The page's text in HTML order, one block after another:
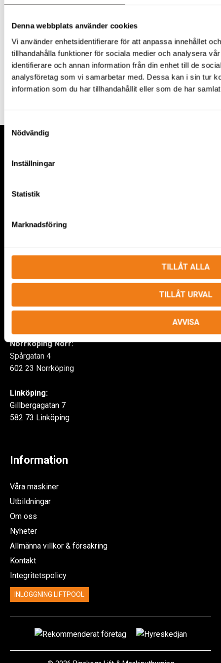
Denna webbplats använder cookies
Vi använder enhetsidentifierare för att anpassa innehållet
tillhandahålla funktioner för sociala medier och analysera
identifierare och annan information från din enhet till de
analysföretag som vi samarbetar med. Dessa kan i sin tur
information som du har tillhandahållit eller som de har
Nödvändig
Inställningar
Statistik
Marknadsföring
TILLÅT ALLA
TILLÅT URVAL
AVVISA
Hyr din bomlift för arbete i Mjölby genom Ripskogs
Lift & Maskin – en trygg och smidig lösning för ditt
arbete på höjd!
Kontakt
Skäggebyvägen 9
Norrköping Norr:
Spårgatan 4
602 23 Norrköping
Linköping:
Gillbergagatan 7
582 73 Linköping
Information
Våra maskiner
Utbildningar
Om oss
Nyheter
Allmänna villkor & försäkring
Kontakt
Integritetspolicy
INLOGGNING LIFTPOOL